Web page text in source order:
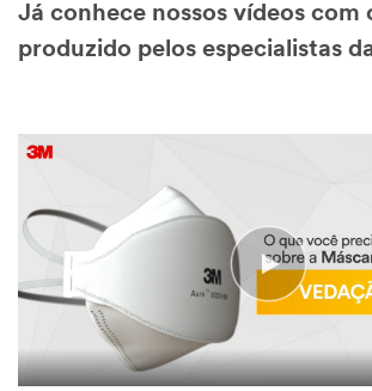
Já conhece nossos vídeos com
produzido pelos especialistas